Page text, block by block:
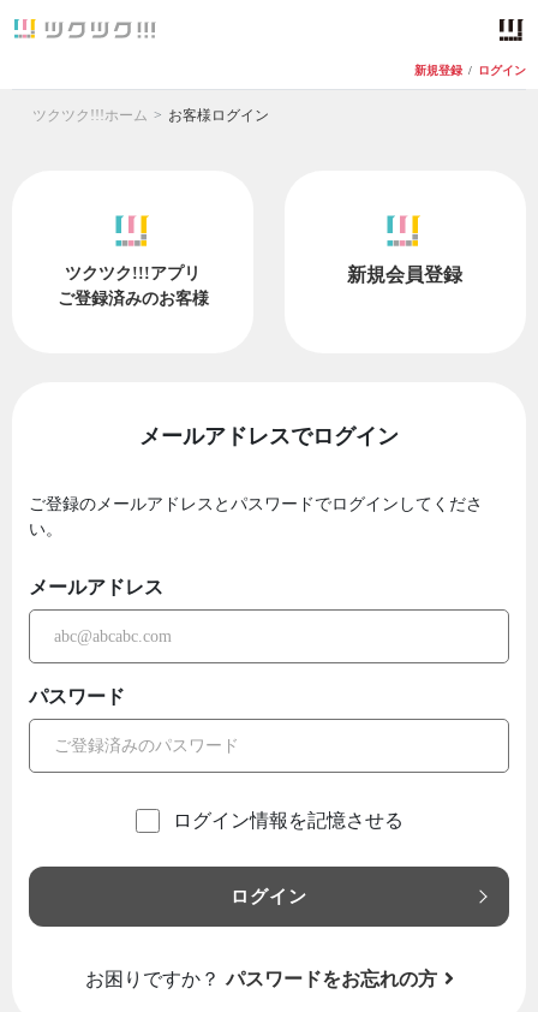
新規登録 / ログイン
ツクツク!!!ホーム お客様ログイン
ツクツク!!!アプリ
ご登録済みのお客様
新規会員登録
メールアドレスでログイン
ご登録のメールアドレスとパスワードでログインしてくださ
い。
メールアドレス
パスワード
ログイン情報を記憶させる
ログイン
お困りですか？ パスワードをお忘れの方